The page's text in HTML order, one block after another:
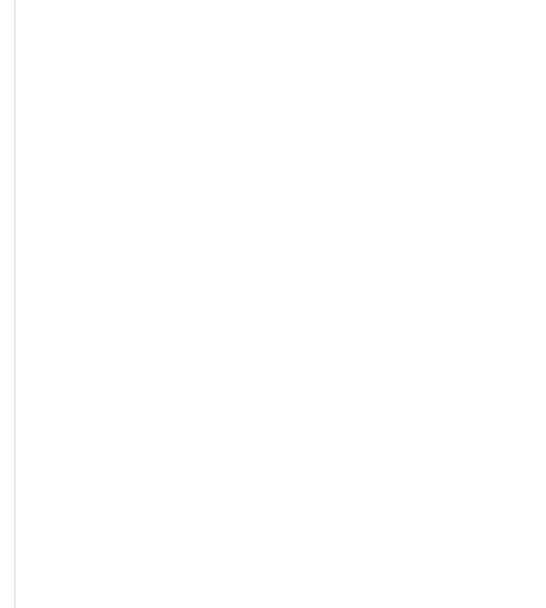
de bandes dessinées et livres
sur sa bio non autorisée fait « Pchiiiit » !